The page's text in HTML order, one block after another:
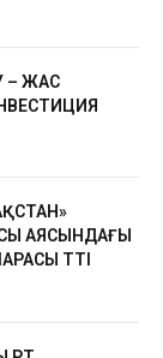
– ЖАС
АЯСЫНДАҒЫ
ӨТТІ